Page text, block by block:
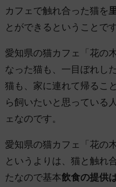
カフェで触れ合った猫を
とができるということです
愛知県の猫カフェ「花の
なった猫も、一目ぼれし
猫も、家に連れて帰るこ
ら飼いたいと思っている
ェなのです。
愛知県の猫カフェ「花の
というよりは、猫と触れ
たなので基本飲食の提供